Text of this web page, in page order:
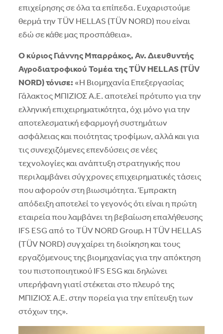
επιχείρησης σε όλα τα επίπεδα. Ευχαριστούμε
θερμά την TÜV HELLAS (TÜV NORD) που είναι
εδώ σε κάθε μας προσπάθεια».
Ο κύριος Γιάννης Μπαρράκος, Αν. Διευθυντής
Αγροδιατροφικού Τομέα τηςTÜV HELLAS(TÜV
NORD) τόνισε: «Η Βιομηχανία Επεξεργασίας
Γάλακτος ΜΠΙΖΙΟΣ Α.Ε. αποτελεί πρότυπο για την
ελληνική επιχειρηματικότητα, όχι μόνο για την
αποτελεσματική εφαρμογή συστημάτων
ασφάλειας και ποιότητας τροφίμων, αλλά και για
τις συνεχιζόμενες επενδύσεις σε νέες
τεχνολογίες και ανάπτυξη στρατηγικής που
περιλαμβάνει σύγχρονες επιχειρηματικές τάσεις
που αφορούν στη βιωσιμότητα. Έμπρακτη
απόδειξη αποτελεί το γεγονός ότι είναι η πρώτη
εταιρεία που λαμβάνει τη βεβαίωση επαλήθευσης
IFS ESG από το TÜV NORD Group. Η TÜV HELLAS
(TÜV NORD) συγχαίρει τη διοίκηση και τους
εργαζόμενους της βιομηχανίας για την απόκτηση
του πιστοποιητικού IFS ESG και δηλώνει
υπερήφανη γιατί στέκεται στο πλευρό της
ΜΠΙΖΙΟΣ Α.Ε. στην πορεία για την επίτευξη των
στόχων της».